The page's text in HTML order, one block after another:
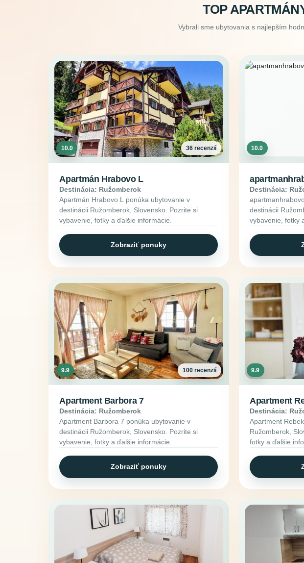
TOP
Vybrali sme ubytovania s najlepším
10.0 36 recenzií
Apartmán Hrabovo L
Destinácia: Ružomberok
Apartmán Hrabovo L ponúka ubytovanie v
destinácii Ružomberok, Slovensko. Pozrite si
vybavenie, fotky a ďalšie informácie.
Zobraziť ponuky
10.0
Destinácia:
destinácii
vybavenie, fotky
9.9 100 recenzií
Apartment Barbora 7
Destinácia: Ružomberok
Apartment Barbora 7 ponúka ubytovanie v
destinácii Ružomberok, Slovensko. Pozrite si
vybavenie, fotky a ďalšie informácie.
Zobraziť ponuky
9.9
Apartment
Destinácia:
Apartment
Ružomberok,
fotky a ďalšie